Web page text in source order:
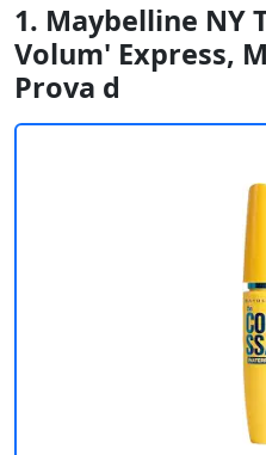
1. Maybelline NY
Volum' Express,
Prova d